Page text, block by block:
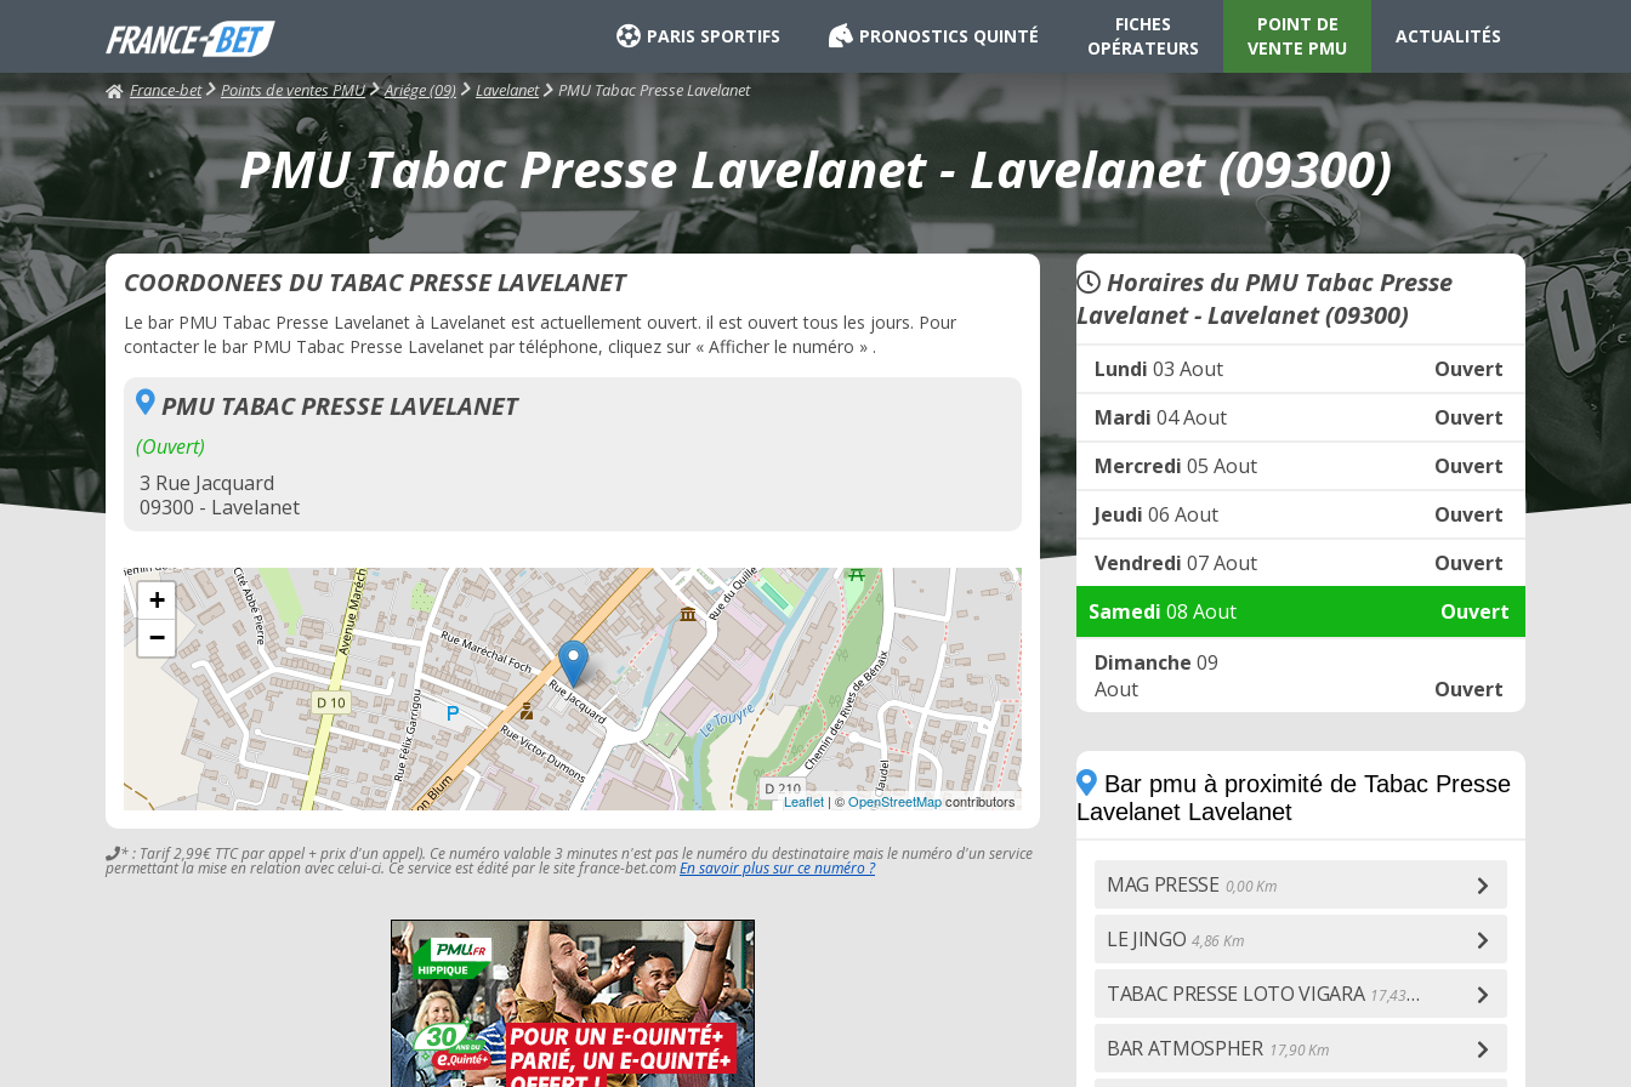
PARIS SPORTIFS PRONOSTICS QUINTÉ
FICHES
OPÉRATEURS
POINT DE
VENTE PMU
ACTUALITÉS
France-bet Points de ventes PMU Ariége (09) Lavelanet PMU Tabac Presse Lavelanet
PMU Tabac Presse Lavelanet - Lavelanet (09300)
COORDONEES DU TABAC PRESSE LAVELANET
Le bar PMU Tabac Presse Lavelanet à Lavelanet est actuellement ouvert. il est ouvert tous les jours. Pour
contacter le bar PMU Tabac Presse Lavelanet par téléphone, cliquez sur « Afficher le numéro » .
PMU TABAC PRESSE LAVELANET
(Ouvert)
3 Rue Jacquard
09300 - Lavelanet
+
−
Leaflet | ©OpenStreetMapcontributors
* : Tarif 2,99€ TTC par appel + prix d'un appel). Ce numéro valable 3 minutes n'est pas le numéro du destinataire mais le numéro d'un service
permettant la mise en relation avec celui-ci. Ce service est édité par le site france-bet.comEn savoir plus sur ce numéro ?
Horaires du PMU Tabac Presse
Lavelanet - Lavelanet (09300)
Lundi 03 Aout
Ouvert
Mardi 04 Aout
Ouvert
Mercredi 05 Aout
Ouvert
Jeudi 06 Aout
Ouvert
Vendredi 07 Aout
Ouvert
Samedi 08 Aout
Ouvert
Dimanche 09
Aout
Ouvert
Bar pmu à proximité de Tabac Presse
Lavelanet Lavelanet
MAG PRESSE 0,00 Km
LE JINGO 4,86 Km
TABAC PRESSE LOTO VIGARA 17,43 Km
BAR ATMOSPHER 17,90 Km